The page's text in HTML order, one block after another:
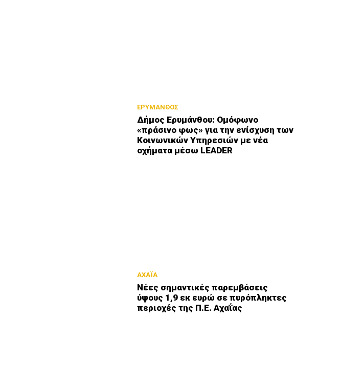
ΕΡΥΜΑΝΘΟΣ
Δήμος Ερυμάνθου: Ομόφωνο
«πράσινο φως» για την ενίσχυση των
Κοινωνικών Υπηρεσιών με νέα
οχήματα μέσω LEADER
ΑΧΑΪΑ
Νέες σημαντικές παρεμβάσεις
ύψους 1,9 εκ ευρώ σε πυρόπληκτες
περιοχές της Π.Ε. Αχαΐας